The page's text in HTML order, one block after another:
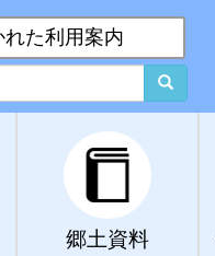
た利用案内
郷土資料